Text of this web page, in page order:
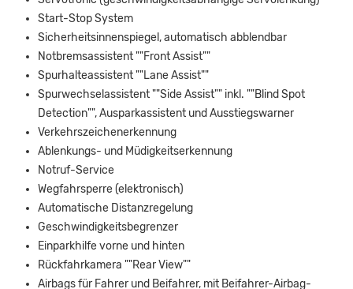
Start-Stop System
Sicherheitsinnenspiegel, automatisch abblendbar
Notbremsassistent ""Front Assist""
Spurhalteassistent ""Lane Assist""
Spurwechselassistent ""Side Assist"" inkl. ""Blind Spot
Detection"", Ausparkassistent und Ausstiegswarner
Verkehrszeichenerkennung
Ablenkungs- und Müdigkeitserkennung
Notruf-Service
Wegfahrsperre (elektronisch)
Automatische Distanzregelung
Geschwindigkeitsbegrenzer
Einparkhilfe vorne und hinten
Rückfahrkamera ""Rear View""
Airbags für Fahrer und Beifahrer, mit Beifahrer-Airbag-